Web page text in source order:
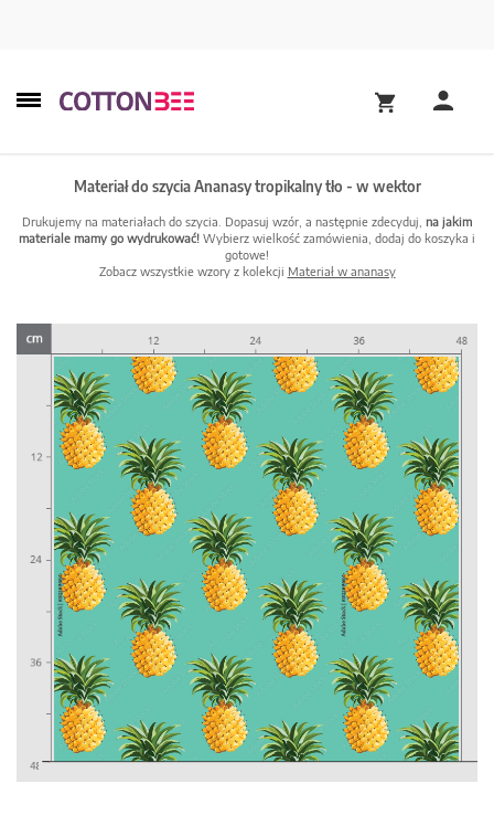
Materiał do szycia Ananasy tropikalny tło - w wektor
Drukujemy na materiałach do szycia. Dopasuj wzór, a następnie zdecyduj, na jakim
materiale mamy go wydrukować! Wybierz wielkość zamówienia, dodaj do koszyka i
gotowe!
Zobacz wszystkie wzory z kolekcji Materiał w ananasy